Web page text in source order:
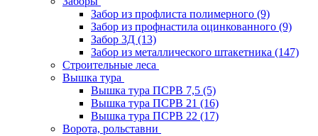
Забор из профлиста полимерного (9)
Забор из профнастила оцинкованного (9)
Забор 3Д (13)
Забор из металлического штакетника (147)
Строительные леса
Вышка тура
Вышка тура ПСРВ 7,5 (5)
Вышка тура ПСРВ 21 (16)
Вышка тура ПСРВ 22 (17)
Ворота, рольставни